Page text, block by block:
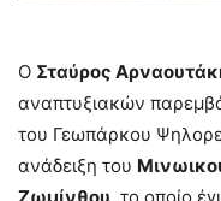
Ο Σταύρος
αναπτυξιακών
του Γεωπάρκου
ανάδειξη του